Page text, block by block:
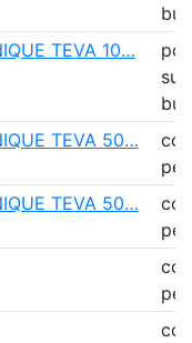
TEVA 10…
TEVA 50…
TEVA 50…